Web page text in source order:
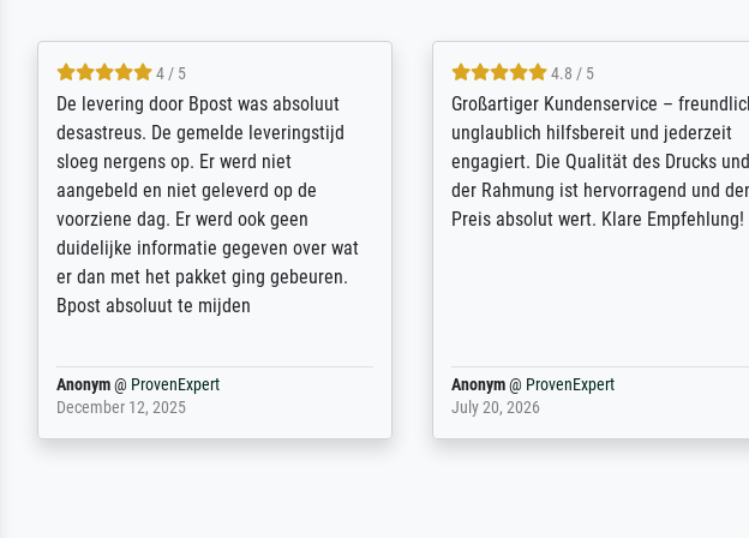
5 / 5
Sehr gute Qualität des Leinwanddrucks
und des Rahmens! Unser Bild wurde
sehr sorgfältig und sicher verpackt, so
dass es unbeschadet bei uns ankam. Es
wird nicht unser letzter Meisterdruck
sein. Vielen Dank!
Reinhold,@ProvenExpert
April 22, 2026
5 / 5
Für ein Erinnerungsbuch mit der
Feldpost meines Großvaters aus dem 1.
Weltkrieg benötigte ich ein
ausdrucksvolles Bild. Das habe ich bei
Ihnen gefunden. Bei der Auswahl der
weiter. Vielen ...
Margot@ProvenExpert
February 20, 2026